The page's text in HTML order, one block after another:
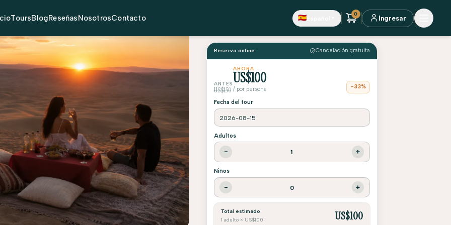
ToursBlogReseñasNosotrosContacto 🇪🇸 0
Ingresar
Reserva online Cancelación gratuita
ANTES
US$150
AHORA
US$100
/ por persona -33%
Fecha del tour
Adultos
− 1 +
Niños
− 0 +
Total estimado
1 adulto × US$100
US$100